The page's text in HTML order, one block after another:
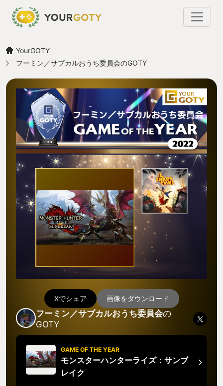
YourGOTY
フーミン／サブカルおうち委員会のGOTY
Xでシェア 画像をダウンロード
フーミン／サブカルおうち委員会の
GOTY
GAME OF THE YEAR
モンスターハンターライズ：サンブ
レイク